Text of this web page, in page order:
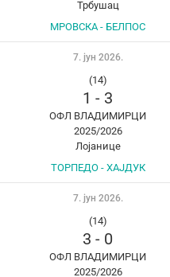
Трбушац
МРОВСКА - БЕЛПОС
7. јун 2026.
(14)
1 - 3
ОФЛ ВЛАДИМИРЦИ
2025/2026
Лојанице
ТОРПЕДО - ХАЈДУК
7. јун 2026.
(14)
3 - 0
ОФЛ ВЛАДИМИРЦИ
2025/2026